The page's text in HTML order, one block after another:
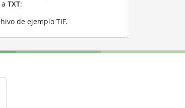
a TXT:
de ejemplo TIF.